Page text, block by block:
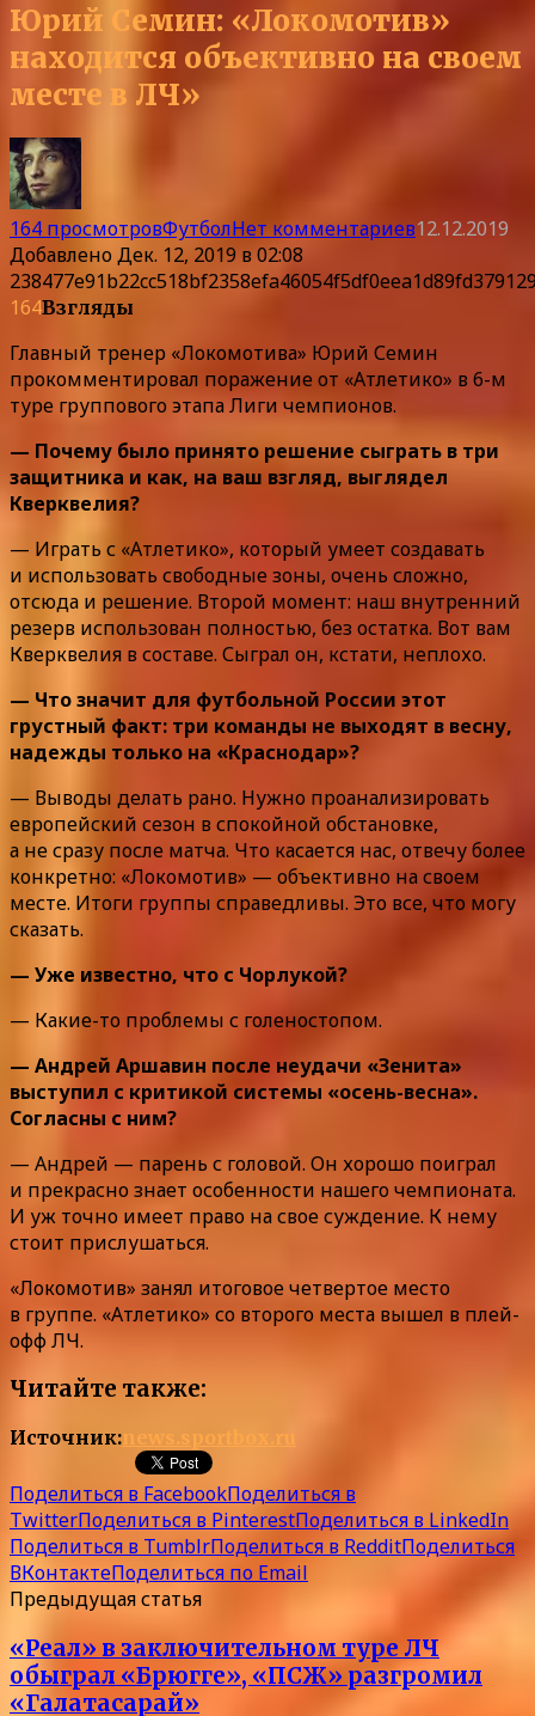
Юрий Семин: «Локомотив»
находится объективно на своем
месте в ЛЧ»
164 просмотровФутболНет комментариев12.12.2019
ДобавленоДек. 12, 2019 в 02:08
164Взгляды
Главный тренер «Локомотива» Юрий Семин
прокомментировал поражение от «Атлетико» в 6-м
туре группового этапа Лиги чемпионов.
— Почему было принято решение сыграть в три
защитника и как, на ваш взгляд, выглядел
Кверквелия?
— Играть с «Атлетико», который умеет создавать
и использовать свободные зоны, очень сложно,
отсюда и решение. Второй момент: наш внутренний
резерв использован полностью, без остатка. Вот вам
Кверквелия в составе. Сыграл он, кстати, неплохо.
— Что значит для футбольной России этот
грустный факт: три команды не выходят в весну,
надежды только на «Краснодар»?
— Выводы делать рано. Нужно проанализировать
европейский сезон в спокойной обстановке,
а не сразу после матча. Что касается нас, отвечу более
конкретно: «Локомотив» — объективно на своем
месте. Итоги группы справедливы. Это все, что могу
сказать.
— Уже известно, что с Чорлукой?
— Какие-то проблемы с голеностопом.
— Андрей Аршавин после неудачи «Зенита»
выступил с критикой системы «осень-весна».
Согласны с ним?
— Андрей — парень с головой. Он хорошо поиграл
и прекрасно знает особенности нашего чемпионата.
И уж точно имеет право на свое суждение. К нему
стоит прислушаться.
«Локомотив» занял итоговое четвертое место
в группе. «Атлетико» со второго места вышел в плей-
офф ЛЧ.
Читайте также:
Источник:news.sportbox.ru
Поделиться в FacebookПоделиться в
TwitterПоделиться в PinterestПоделиться в LinkedIn
Поделиться в TumblrПоделиться в RedditПоделиться
ВКонтактеПоделиться по Email
Предыдущая статья
«Реал» в заключительном туре ЛЧ
обыграл «Брюгге», «ПСЖ» разгромил
«Галатасарай»